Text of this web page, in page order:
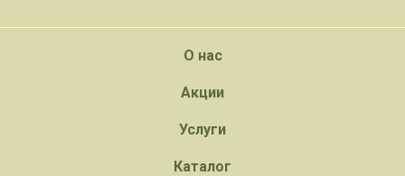
О нас
Акции
Услуги
Каталог